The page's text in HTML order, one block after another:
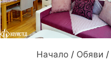
Начало / Обяви /